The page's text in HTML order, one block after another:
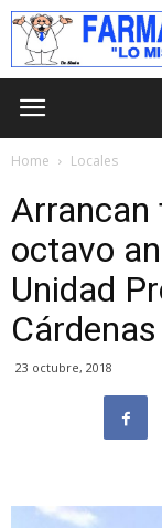
Home Locales
Arrancan
octavo
Unidad
Cárdenas
23 octubre, 2018